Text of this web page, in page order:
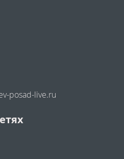
posad-live.ru